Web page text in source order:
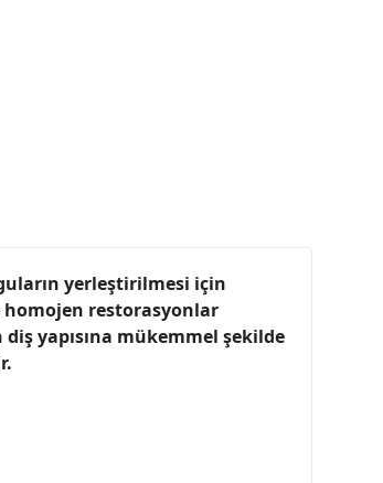
yerleştirilmesi için
restorasyonlar
yapısına mükemmel şekilde